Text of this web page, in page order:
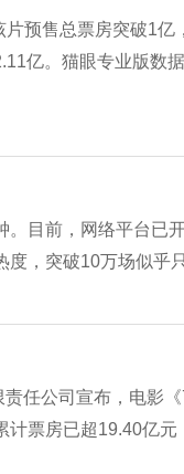
预售总票房突破1亿
亿。猫眼专业版数
目前，网络平台已
度，突破10万场似乎
任公司宣布，电影
计票房已超19.40亿元